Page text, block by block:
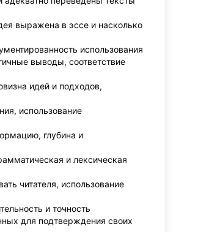
выражена в эссе и насколько
использования
выводы, соответствие
идей и подходов,
использование
глубина и
и лексическая
читателя, использование
и точность
для подтверждения своих